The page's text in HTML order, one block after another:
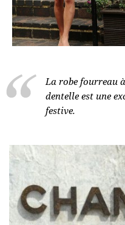
La robe fourreau
dentelle est une
festive.